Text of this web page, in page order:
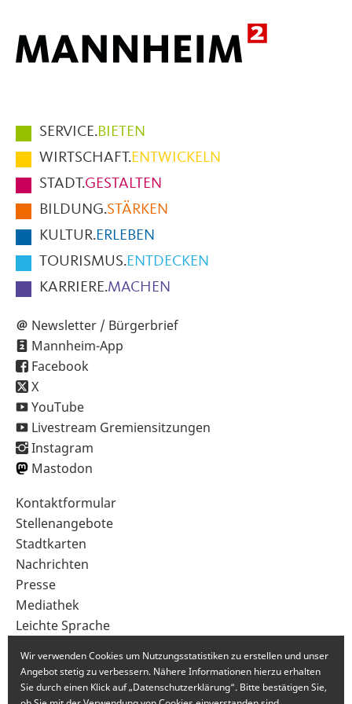
Hauptmenüpunkte
im
Fußbereich
der
Seite
SERVICE.BIETEN
WIRTSCHAFT.ENTWICKELN
STADT.GESTALTEN
BILDUNG.STÄRKEN
KULTUR.ERLEBEN
TOURISMUS.ENTDECKEN
KARRIERE.MACHEN
Newsletter / Bürgerbrief
Mannheim-App
Facebook
X
YouTube
Livestream Gremiensitzungen
Instagram
Mastodon
Sekundärnavigation
im
Fußbereich
Kontaktformular
Stellenangebote
Stadtkarten
Nachrichten
Presse
Mediathek
Leichte Sprache
Wir verwenden Cookies um Nutzungsstatistiken zu erstellen und unser
Angebot stetig zu verbessern. Nähere Informationen hierzu erhalten
Sie durch einen Klick auf „Datenschutzerklärung“. Bitte bestätigen Sie,